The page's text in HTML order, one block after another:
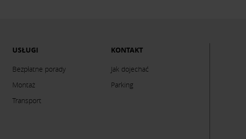
USŁUGI
Bezpłatne porady
Montaż
Transport
KONTAKT
Jak dojechać
Parking